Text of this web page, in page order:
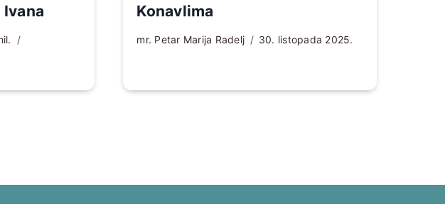
Konavlima
mr. Petar Marija Radelj 30. listopada 2025.